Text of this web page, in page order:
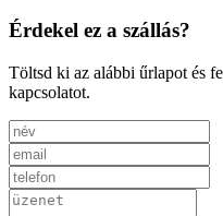
Érdekel ez a szállás?
Töltsd ki az alábbi űrlapot és
kapcsolatot.